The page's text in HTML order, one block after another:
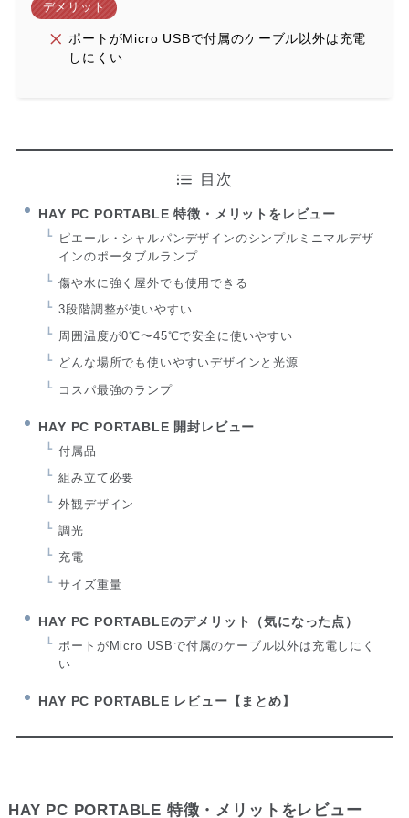
デメリット
ポートがMicro USBで付属のケーブル以外は充電
しにくい
目次
HAY PC PORTABLE 特徴・メリットをレビュー
ピエール・シャルパンデザインのシンプルミニマルデザ
インのポータブルランプ
傷や水に強く屋外でも使用できる
3段階調整が使いやすい
周囲温度が0℃〜45℃で安全に使いやすい
どんな場所でも使いやすいデザインと光源
コスパ最強のランプ
HAY PC PORTABLE 開封レビュー
付属品
組み立て必要
外観デザイン
調光
充電
サイズ重量
HAY PC PORTABLEのデメリット（気になった点）
ポートがMicro USBで付属のケーブル以外は充電しにく
い
HAY PC PORTABLE レビュー【まとめ】
HAY PC PORTABLE 特徴・メリットをレビュー